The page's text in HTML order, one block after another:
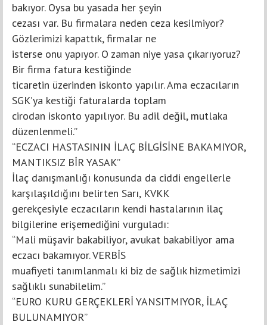
bakıyor. Oysa bu yasada her şeyin
cezası var. Bu firmalara neden ceza kesilmiyor?
Gözlerimizi kapattık, firmalar ne
isterse onu yapıyor. O zaman niye yasa çıkarıyoruz?
Bir firma fatura kestiğinde
ticaretin üzerinden iskonto yapılır. Ama eczacıların
SGK’ya kestiği faturalarda toplam
cirodan iskonto yapılıyor. Bu adil değil, mutlaka
düzenlenmeli.”
“ECZACI HASTASININ İLAÇ BİLGİSİNE BAKAMIYOR,
MANTIKSIZ BİR YASAK”
İlaç danışmanlığı konusunda da ciddi engellerle
karşılaşıldığını belirten Sarı, KVKK
gerekçesiyle eczacıların kendi hastalarının ilaç
bilgilerine erişemediğini vurguladı:
“Mali müşavir bakabiliyor, avukat bakabiliyor ama
eczacı bakamıyor. VERBİS
muafiyeti tanımlanmalı ki biz de sağlık hizmetimizi
sağlıklı sunabilelim.”
“EURO KURU GERÇEKLERİ YANSITMIYOR, İLAÇ
BULUNAMIYOR”